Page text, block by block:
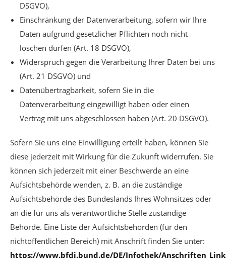
DSGVO),
Einschränkung der Datenverarbeitung, sofern wir Ihre
Daten aufgrund gesetzlicher Pflichten noch nicht
löschen dürfen (Art. 18 DSGVO),
Widerspruch gegen die Verarbeitung Ihrer Daten bei uns
(Art. 21 DSGVO) und
Datenübertragbarkeit, sofern Sie in die
Datenverarbeitung eingewilligt haben oder einen
Vertrag mit uns abgeschlossen haben (Art. 20 DSGVO).
Sofern Sie uns eine Einwilligung erteilt haben, können Sie
diese jederzeit mit Wirkung für die Zukunft widerrufen. Sie
können sich jederzeit mit einer Beschwerde an eine
Aufsichtsbehörde wenden, z. B. an die zuständige
Aufsichtsbehörde des Bundeslands Ihres Wohnsitzes oder
an die für uns als verantwortliche Stelle zuständige
Behörde. Eine Liste der Aufsichtsbehörden (für den
nichtöffentlichen Bereich) mit Anschrift finden Sie unter:
https://www.bfdi.bund.de/DE/Infothek/